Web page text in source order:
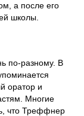
а после его
школы.
по-разному. В
оратор и
Многие
что Треффнер